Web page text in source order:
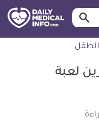
ابحث…
لعبة